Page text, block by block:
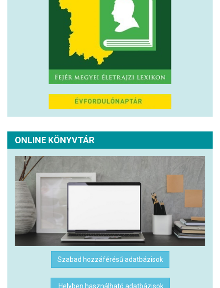
ONLINE KÖNYVTÁR
Szabad hozzáférésű adatbázisok
Helyben használható adatbázisok